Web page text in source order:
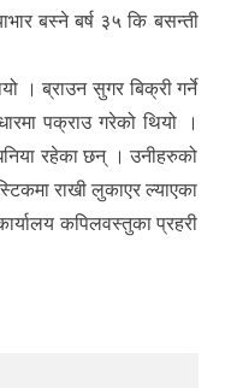
बस्ने बर्ष ३५ कि बसन्ती
। ब्राउन सुगर बिक्री गर्ने
पक्राउ गरेको थियो ।
रहेका छन् । उनीहरुको
राखी लुकाएर ल्याएका
कपिलवस्तुका प्रहरी